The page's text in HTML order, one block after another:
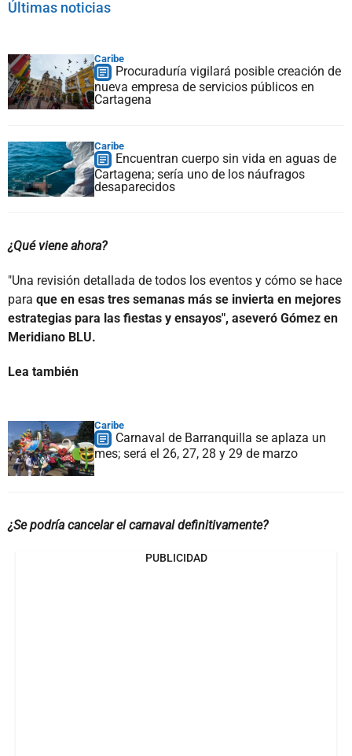
Últimas noticias
Caribe
Procuraduría vigilará posible creación de
nueva empresa de servicios públicos en
Cartagena
Caribe
Encuentran cuerpo sin vida en aguas de
Cartagena; sería uno de los náufragos
desaparecidos
¿Qué viene ahora?
"Una revisión detallada de todos los eventos y cómo se hace
para que en esas tres semanas más se invierta en mejores
estrategias para las fiestas y ensayos", aseveró Gómez en
Meridiano BLU.
Lea también
Caribe
Carnaval de Barranquilla se aplaza un
mes; será el 26, 27, 28 y 29 de marzo
¿Se podría cancelar el carnaval definitivamente?
PUBLICIDAD